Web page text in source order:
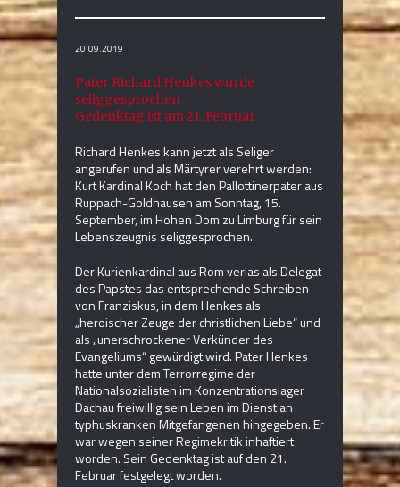
20.09.2019
Pater Richard Henkes wurde
seliggesprochen
Gedenktag ist am 21. Februar
Richard Henkes kann jetzt als Seliger
angerufen und als Märtyrer verehrt werden:
Kurt Kardinal Koch hat den Pallottinerpater aus
Ruppach-Goldhausen am Sonntag, 15.
September, im Hohen Dom zu Limburg für sein
Lebenszeugnis seliggesprochen.
Der Kurienkardinal aus Rom verlas als Delegat
des Papstes das entsprechende Schreiben
von Franziskus, in dem Henkes als
„heroischer Zeuge der christlichen Liebe“ und
als „unerschrockener Verkünder des
Evangeliums“ gewürdigt wird. Pater Henkes
hatte unter dem Terrorregime der
Nationalsozialisten im Konzentrationslager
Dachau freiwillig sein Leben im Dienst an
typhuskranken Mitgefangenen hingegeben. Er
war wegen seiner Regimekritik inhaftiert
worden. Sein Gedenktag ist auf den 21.
Februar festgelegt worden.